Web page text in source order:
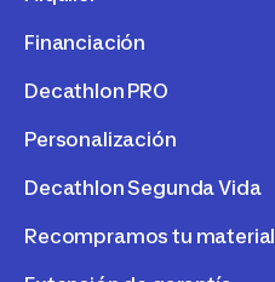
Financiación
Decathlon PRO
Personalización
Decathlon Segunda Vida
Recompramos tu material